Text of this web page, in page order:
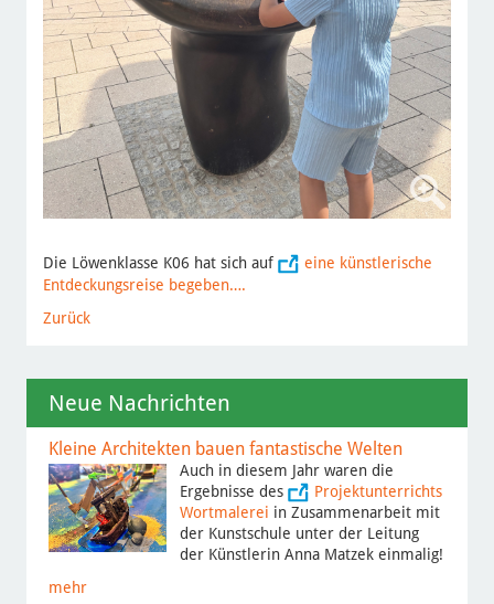
Die Löwenklasse K06 hat sich auf
eine künstlerische
Entdeckungsreise begeben….
Zurück
Neue Nachrichten
Kleine Architekten bauen fantastische Welten
Auch in diesem Jahr waren die
Ergebnisse des
Projektunterrichts
Wortmalerei in Zusammenarbeit mit
der Kunstschule unter der Leitung
der Künstlerin Anna Matzek einmalig!
mehr